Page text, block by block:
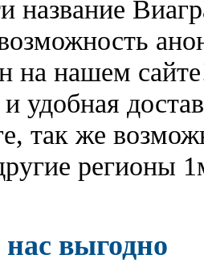
название
на нашем
удобная
так же
регионы
выгодно